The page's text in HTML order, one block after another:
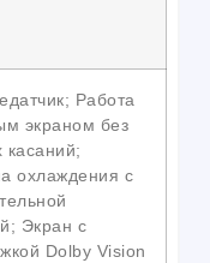
Работа
экраном без
охлаждения с
Экран с
Dolby Vision